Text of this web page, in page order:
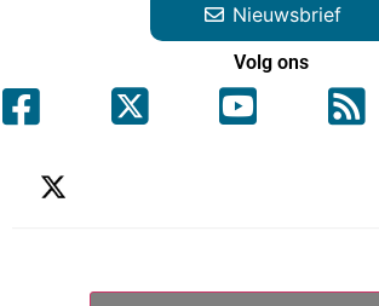
Nieuwsbrief
Volg ons